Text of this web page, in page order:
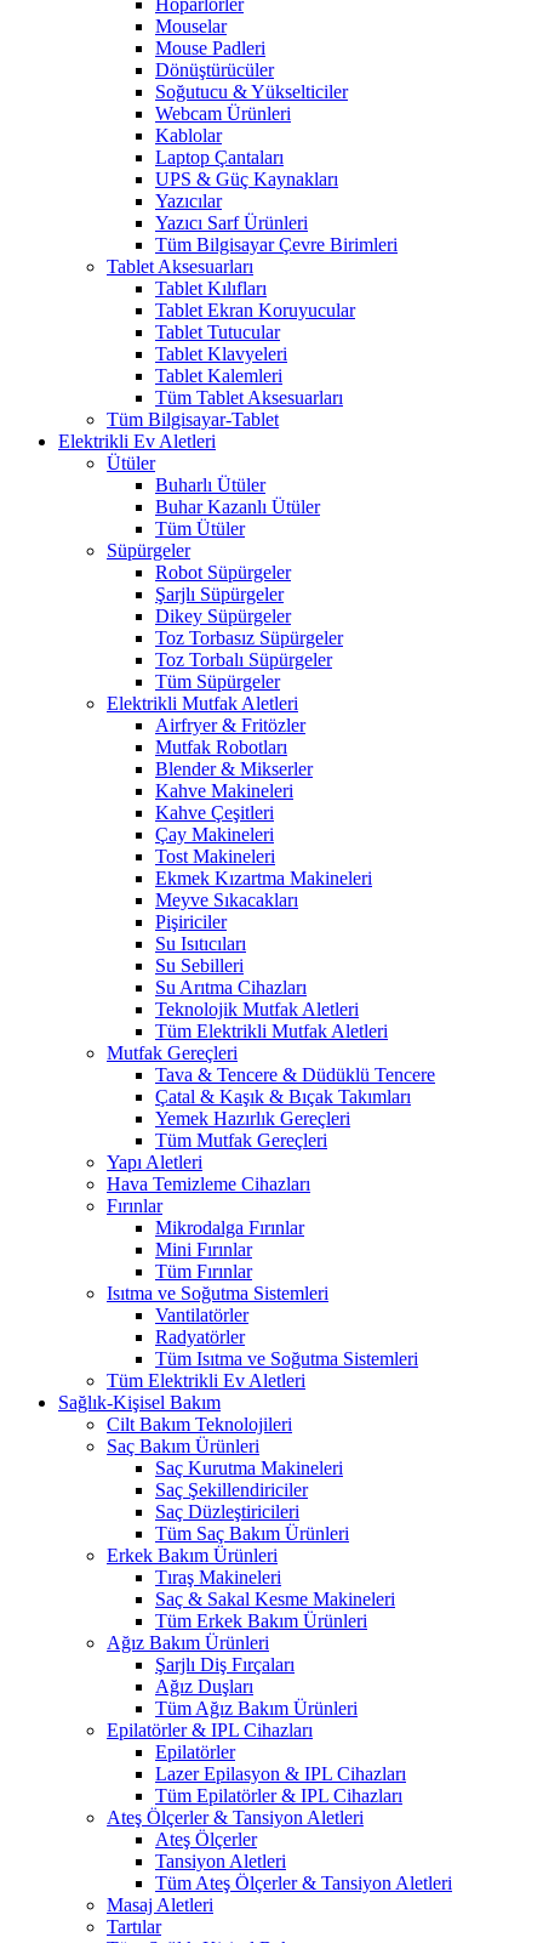
Hoparlörler
Mouselar
Mouse Padleri
Dönüştürücüler
Soğutucu & Yükselticiler
Webcam Ürünleri
Kablolar
Laptop Çantaları
UPS & Güç Kaynakları
Yazıcılar
Yazıcı Sarf Ürünleri
Tüm Bilgisayar Çevre Birimleri
Tablet Aksesuarları
Tablet Kılıfları
Tablet Ekran Koruyucular
Tablet Tutucular
Tablet Klavyeleri
Tablet Kalemleri
Tüm Tablet Aksesuarları
Tüm Bilgisayar-Tablet
Elektrikli Ev Aletleri
Ütüler
Buharlı Ütüler
Buhar Kazanlı Ütüler
Tüm Ütüler
Süpürgeler
Robot Süpürgeler
Şarjlı Süpürgeler
Dikey Süpürgeler
Toz Torbasız Süpürgeler
Toz Torbalı Süpürgeler
Tüm Süpürgeler
Elektrikli Mutfak Aletleri
Airfryer & Fritözler
Mutfak Robotları
Blender & Mikserler
Kahve Makineleri
Kahve Çeşitleri
Çay Makineleri
Tost Makineleri
Ekmek Kızartma Makineleri
Meyve Sıkacakları
Pişiriciler
Su Isıtıcıları
Su Sebilleri
Su Arıtma Cihazları
Teknolojik Mutfak Aletleri
Tüm Elektrikli Mutfak Aletleri
Mutfak Gereçleri
Tava & Tencere & Düdüklü Tencere
Çatal & Kaşık & Bıçak Takımları
Yemek Hazırlık Gereçleri
Tüm Mutfak Gereçleri
Yapı Aletleri
Hava Temizleme Cihazları
Fırınlar
Mikrodalga Fırınlar
Mini Fırınlar
Tüm Fırınlar
Isıtma ve Soğutma Sistemleri
Vantilatörler
Radyatörler
Tüm Isıtma ve Soğutma Sistemleri
Tüm Elektrikli Ev Aletleri
Sağlık-Kişisel Bakım
Cilt Bakım Teknolojileri
Saç Bakım Ürünleri
Saç Kurutma Makineleri
Saç Şekillendiriciler
Saç Düzleştiricileri
Tüm Saç Bakım Ürünleri
Erkek Bakım Ürünleri
Tıraş Makineleri
Saç & Sakal Kesme Makineleri
Tüm Erkek Bakım Ürünleri
Ağız Bakım Ürünleri
Şarjlı Diş Fırçaları
Ağız Duşları
Tüm Ağız Bakım Ürünleri
Epilatörler & IPL Cihazları
Epilatörler
Lazer Epilasyon & IPL Cihazları
Tüm Epilatörler & IPL Cihazları
Ateş Ölçerler & Tansiyon Aletleri
Ateş Ölçerler
Tansiyon Aletleri
Tüm Ateş Ölçerler & Tansiyon Aletleri
Masaj Aletleri
Tartılar